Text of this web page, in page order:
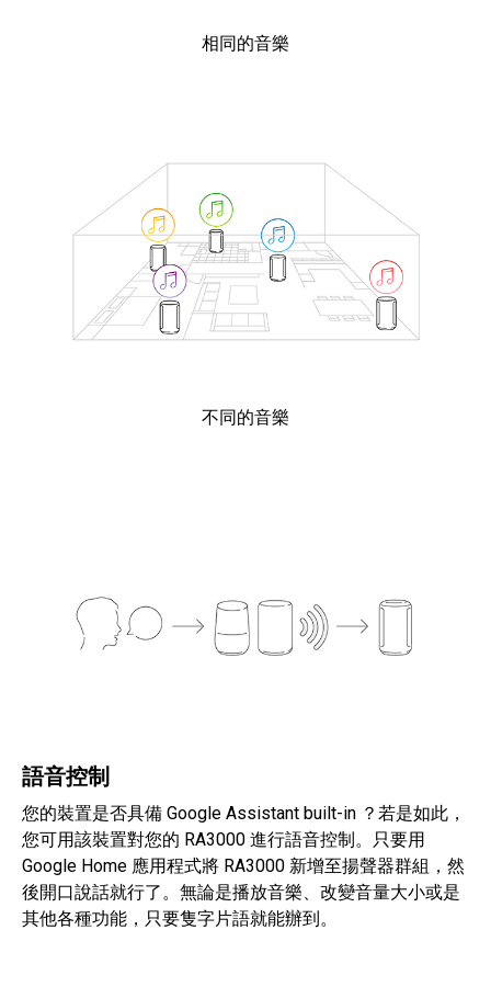
相同的音樂
不同的音樂
語音控制
您的裝置是否具備 Google Assistant built-in ？若是如此，
您可用該裝置對您的 RA3000 進行語音控制。只要用
Google Home 應用程式將 RA3000 新增至揚聲器群組，然
後開口說話就行了。無論是播放音樂、改變音量大小或是
其他各種功能，只要隻字片語就能辦到。